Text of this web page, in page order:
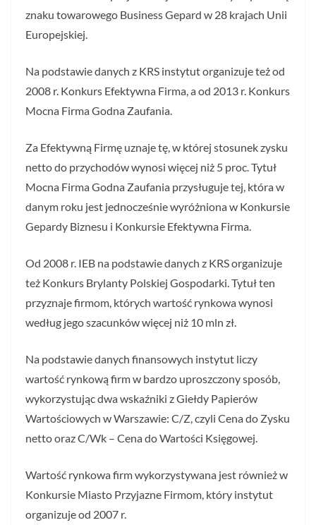
znaku towarowego Business Gepard w 28 krajach Unii
Europejskiej.
Na podstawie danych z KRS instytut organizuje też od
2008 r. Konkurs Efektywna Firma, a od 2013 r. Konkurs
Mocna Firma Godna Zaufania.
Za Efektywną Firmę uznaje tę, w której stosunek zysku
netto do przychodów wynosi więcej niż 5 proc. Tytuł
Mocna Firma Godna Zaufania przysługuje tej, która w
danym roku jest jednocześnie wyróżniona w Konkursie
Gepardy Biznesu i Konkursie Efektywna Firma.
Od 2008 r. IEB na podstawie danych z KRS organizuje
też Konkurs Brylanty Polskiej Gospodarki. Tytuł ten
przyznaje firmom, których wartość rynkowa wynosi
według jego szacunków więcej niż 10 mln zł.
Na podstawie danych finansowych instytut liczy
wartość rynkową firm w bardzo uproszczony sposób,
wykorzystując dwa wskaźniki z Giełdy Papierów
Wartościowych w Warszawie: C/Z, czyli Cena do Zysku
netto oraz C/Wk – Cena do Wartości Księgowej.
Wartość rynkowa firm wykorzystywana jest również w
Konkursie Miasto Przyjazne Firmom, który instytut
organizuje od 2007 r.